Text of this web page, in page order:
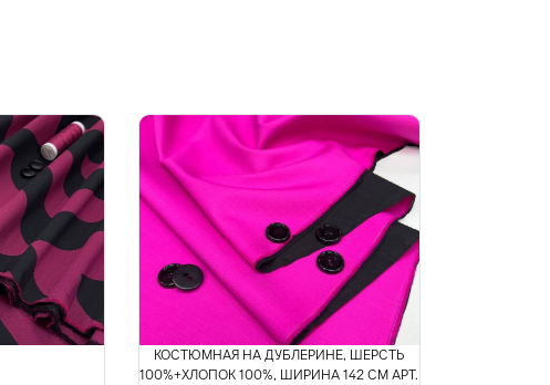
КОСТЮМНАЯ НА ДУБЛЕРИНЕ, ШЕРСТЬ
100%+ХЛОПОК 100%, ШИРИНА 142 СМ АРТ.